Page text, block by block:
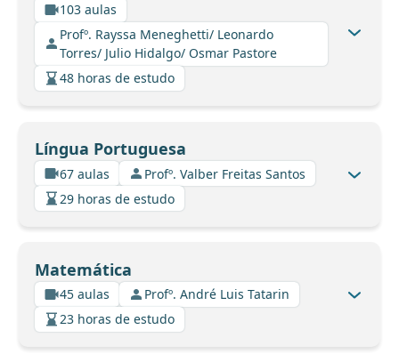
103 aulas
Profº. Rayssa Meneghetti/ Leonardo
Torres/ Julio Hidalgo/ Osmar Pastore
48 horas de estudo
Língua Portuguesa
67 aulas
Profº. Valber Freitas Santos
29 horas de estudo
Matemática
45 aulas
Profº. André Luis Tatarin
23 horas de estudo